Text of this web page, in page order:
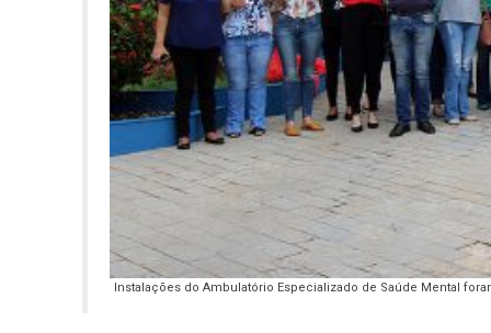
Instalações do Ambulatório Especializado de Saúde Mental